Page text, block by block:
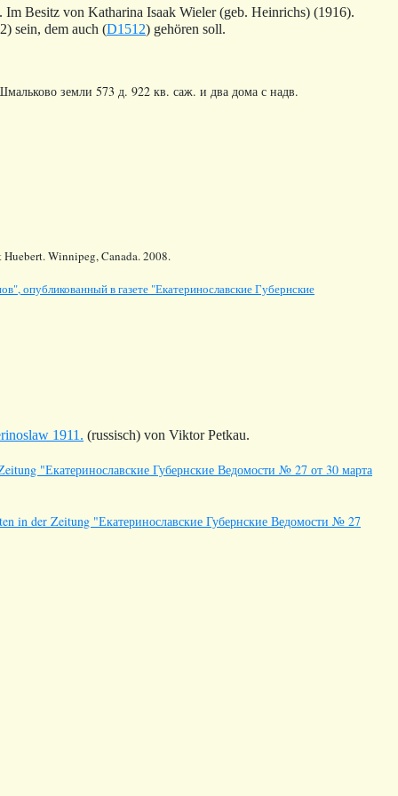
Besitz von Katharina Isaak Wieler (geb. Heinrichs) (1916).
sein, dem auch (D1512) gehören soll.
земли 573 д. 922 кв. саж. и два дома с надв.
Winnipeg, Canada. 2008.
опубликованный в газете "Екатеринославские Губернские
1911. (russisch) von Viktor Petkau.
"Екатеринославские Губернские Ведомости № 27 от 30 марта
in der Zeitung "Екатеринославские Губернские Ведомости № 27